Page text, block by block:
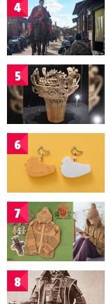
4
5
6
7
8